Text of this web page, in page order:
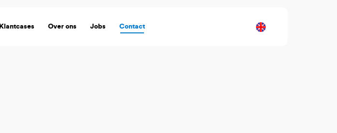
Klantcases Over ons Jobs Contact